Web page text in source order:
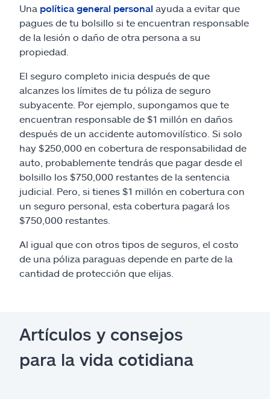
Una política general personal ayuda a evitar que
pagues de tu bolsillo si te encuentran responsable
de la lesión o daño de otra persona a su
propiedad.
El seguro completo inicia después de que
alcanzes los límites de tu póliza de seguro
subyacente. Por ejemplo, supongamos que te
encuentran responsable de $1 millón en daños
después de un accidente automovilístico. Si solo
hay $250,000 en cobertura de responsabilidad de
auto, probablemente tendrás que pagar desde el
bolsillo los $750,000 restantes de la sentencia
judicial. Pero, si tienes $1 millón en cobertura con
un seguro personal, esta cobertura pagará los
$750,000 restantes.
Al igual que con otros tipos de seguros, el costo
de una póliza paraguas depende en parte de la
cantidad de protección que elijas.
Artículos y consejos
para la vida cotidiana